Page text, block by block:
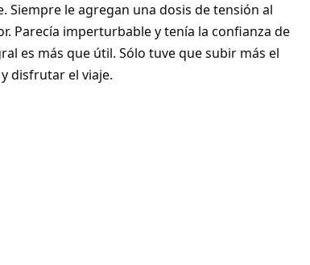
le agregan una dosis de tensión al
Parecía imperturbable y tenía la confianza de
es más que útil. Sólo tuve que subir más el
disfrutar el viaje.